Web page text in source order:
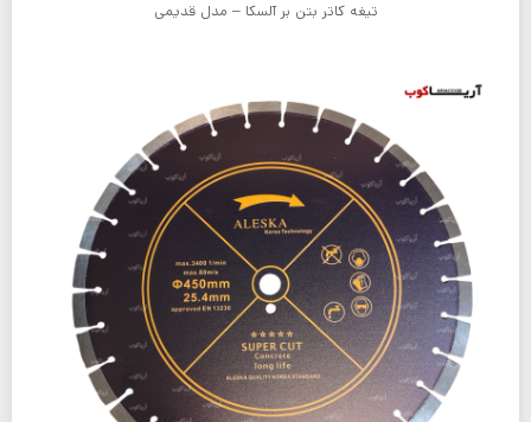
تیغه کاتر بتن بر آلسکا – مدل قدیمی